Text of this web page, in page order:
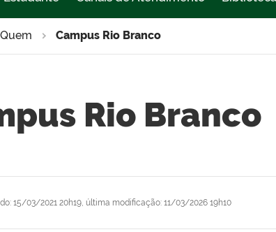
Campus Rio Branco
Rio Branco
: 15/03/2021 20h19, última modificação: 11/03/2026 19h10